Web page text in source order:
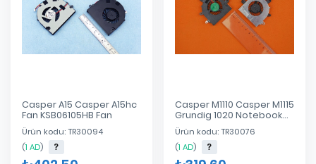
Casper A15 Casper A15hc
Fan KSB06105HB Fan
Ürün kodu: TR30094
(1 AD)
Casper M1110 Casper M1115
Grundig 1020 Notebook
Cpu Fan Ab0505hx-Jc3
Ürün kodu: TR30076
(1 AD)